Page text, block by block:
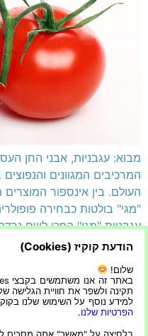
מבוא: עגבניות, אבני החן
המרכיבים המגוונים
העולם. בין אינספור
"מגי" בולטות כבחירה
עגבניות "מגי" הפכו לשם
מיידיות. במאמר זה, אנו
הצהרת
הודעת קוקיז (Cookies)
שלום!
תקינה ולשפר את חוויית הגלישה
למידע נוסף על השימוש שלנו
הפרטיות שלנו.